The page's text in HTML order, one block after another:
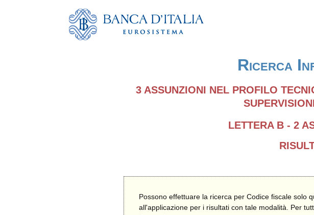
Ricerca
3 ASSUNZIONI NEL PROFILO
LETTERA B - 2
Possono effettuare la ricerca per Codice fiscale solo
all'applicazione per i risultati con tale modalità. Per